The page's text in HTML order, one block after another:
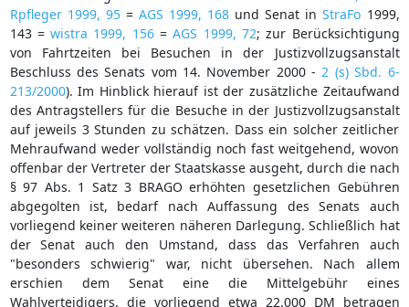
Rpfleger 1999, 95= AGS 1999, 168 und Senat inStraFo 1999,
143 =wistra 1999, 156=AGS 1999, 72; zur Berücksichtigung
von Fahrtzeiten bei Besuchen in der Justizvollzugsanstalt
Beschluss des Senats vom 14. November 2000 - 2 (s) Sbd. 6-
213/2000). Im Hinblick hierauf ist der zusätzliche Zeitaufwand
des Antragstellers für die Besuche in der Justizvollzugsanstalt
auf jeweils 3 Stunden zu schätzen. Dass ein solcher zeitlicher
Mehraufwand weder vollständig noch fast weitgehend, wovon
offenbar der Vertreter der Staatskasse ausgeht, durch die nach
§ 97 Abs. 1 Satz 3 BRAGO erhöhten gesetzlichen Gebühren
abgegolten ist, bedarf nach Auffassung des Senats auch
vorliegend keiner weiteren näheren Darlegung. Schließlich hat
der Senat auch den Umstand, dass das Verfahren auch
"besonders schwierig" war, nicht übersehen. Nach allem
erschien dem Senat eine die Mittelgebühr eines
Wahlverteidigers, die vorliegend etwa 22.000 DM betragen